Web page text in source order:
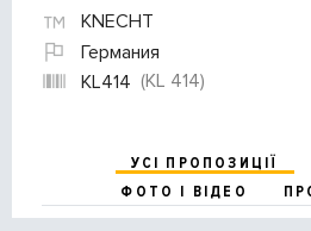
KNECHT
Германия
KL414 (KL 414)
УСІ ПРОПОЗИЦІЇ
ФОТО І ВІДЕО